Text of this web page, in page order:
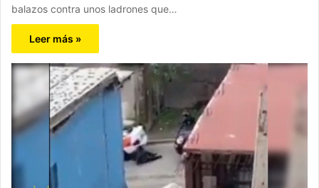
balazos contra unos ladrones que…
Leer más »